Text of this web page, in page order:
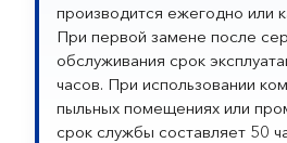
производится ежегодно или
При первой замене после
обслуживания срок
часов. При использовании
пыльных помещениях или
срок службы составляет 50